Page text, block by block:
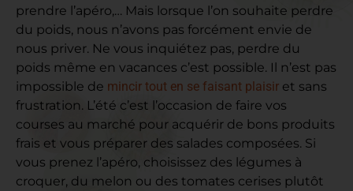
prendre l’apéro,… Mais lorsque l’on souhaite perdre
du poids, nous n’avons pas forcément envie de
nous priver. Ne vous inquiétez pas, perdre du
poids même en vacances c’est possible. Il n’est pas
impossible de mincir tout en se faisant plaisir et sans
frustration. L’été c’est l’occasion de faire vos
courses au marché pour acquérir de bons produits
frais et vous préparer des salades composées. Si
vous prenez l’apéro, choisissez des légumes à
croquer, du melon ou des tomates cerises plutôt